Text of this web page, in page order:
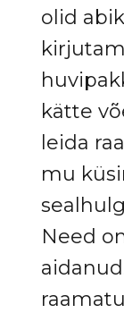
olid
kätte
leida
mu
Need